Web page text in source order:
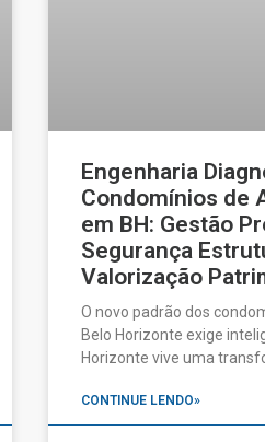
Engenharia
Condomínios de
em BH: Gestão
Segurança
Valorização
O novo padrão dos
Belo Horizonte exige
Horizonte vive uma
CONTINUE LENDO»